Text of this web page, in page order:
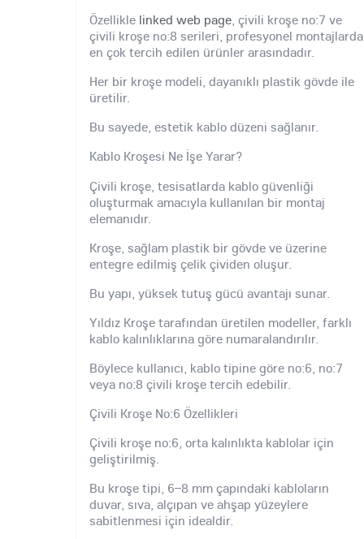
Özellikle linked web page, çivili kroşe no:7 ve
çivili kroşe no:8 serileri, profesyonel montajlarda
en çok tercih edilen ürünler arasındadır.
Her bir kroşe modeli, dayanıklı plastik gövde ile
üretilir.
Bu sayede, estetik kablo düzeni sağlanır.
Kablo Kroşesi Ne İşe Yarar?
Çivili kroşe, tesisatlarda kablo güvenliği
oluşturmak amacıyla kullanılan bir montaj
elemanıdır.
Kroşe, sağlam plastik bir gövde ve üzerine
entegre edilmiş çelik çividen oluşur.
Bu yapı, yüksek tutuş gücü avantajı sunar.
Yıldız Kroşe tarafından üretilen modeller, farklı
kablo kalınlıklarına göre numaralandırılır.
Böylece kullanıcı, kablo tipine göre no:6, no:7
veya no:8 çivili kroşe tercih edebilir.
Çivili Kroşe No:6 Özellikleri
Çivili kroşe no:6, orta kalınlıkta kablolar için
geliştirilmiş.
Bu kroşe tipi, 6–8 mm çapındaki kabloların
duvar, sıva, alçıpan ve ahşap yüzeylere
sabitlenmesi için idealdir.